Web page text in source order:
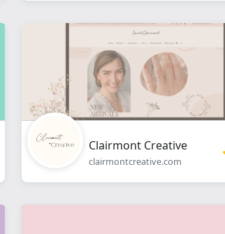
Clairmont Creative
clairmontcreative.com